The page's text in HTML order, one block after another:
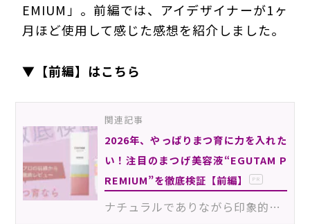
EMIUM」。前編では、アイデザイナーが1ヶ
月ほど使用して感じた感想を紹介しました。
▼【前編】はこちら
関連記事
2026年、やっぱりまつ育に力を入れた
い！注目のまつげ美容液“EGUTAM P
REMIUM”を徹底検証【前編】
PR
ナチュラルでありながら印象的な目元は、2026年も注目のトレンドです。そんな理想の目元を目指したいお客…